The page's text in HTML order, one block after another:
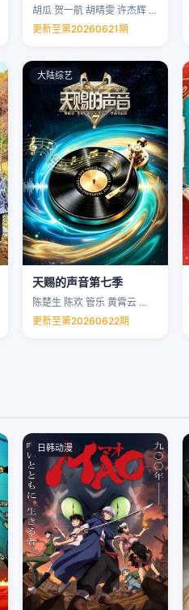
胡瓜 贺一航 胡晴雯 许杰辉 …
更新至第20260621期
大陆综艺
天赐的声音第七季
陈楚生 陈欢 管乐 黄霄云 …
更新至第20260622期
日韩动漫